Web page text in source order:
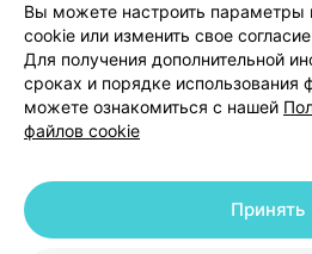
Способы оплаты
Написать
Написать в
Персональные
© 2026 ООО «Артокс Лаб», УНП 191700409 |
Вы можете настроить параметры
cookie или изменить свое
Для получения дополнительной
сроках и порядке использования
можете ознакомиться с нашей
файлов cookie
Принять